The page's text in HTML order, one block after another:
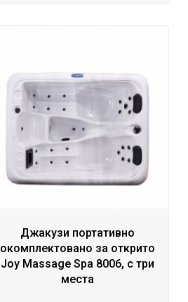
Джакузи портативно
окомплектовано за открито
Joy Massage Spa 8006, с три
места